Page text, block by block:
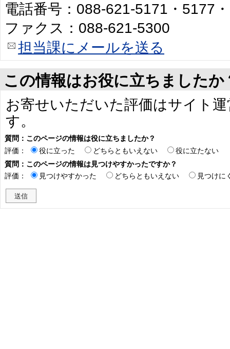
電話番号：088-621-5171・5177
ファクス：088-621-5300
担当課にメールを送る
この情報はお役に立ちましたか
お寄せいただいた評価はサイト
す。
質問：このページの情報は役に立ちましたか？
評価：
役に立った どちらともいえない
役に立たない
質問：このページの情報は見つけやすかったですか？
評価：
見つけやすかった どちらともいえない 見つけに